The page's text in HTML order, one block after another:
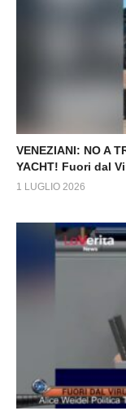
VENEZIANI: NO A
YACHT! Fuori dal
1 LUGLIO 2026